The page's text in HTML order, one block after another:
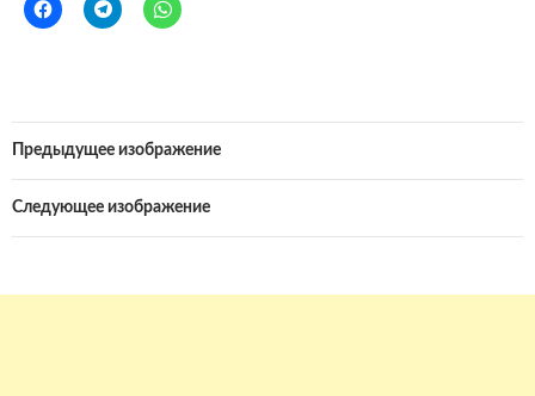
Предыдущее изображение
Следующее изображение